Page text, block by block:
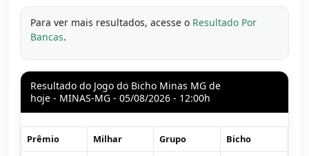
Para ver mais resultados, acesse o Resultado Por
Bancas.
Resultado do Jogo do Bicho Minas MG de
hoje - MINAS-MG - 05/08/2026 - 12:00h
Prêmio Milhar Grupo Bicho